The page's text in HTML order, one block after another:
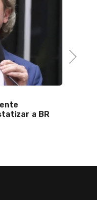
Ministro Alexandre
recebido com coros
Next